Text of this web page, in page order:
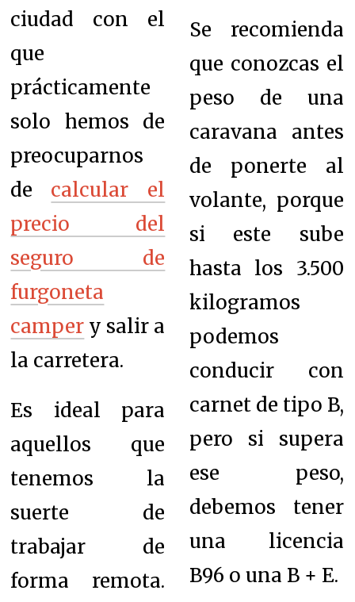
ciudad con el
que
prácticamente
solo hemos de
preocuparnos
de calcular el
precio del
seguro de
furgoneta
camper y salir a
la carretera.
Es ideal para
aquellos que
tenemos la
suerte de
trabajar de
forma remota.
Se recomienda
que conozcas el
peso de una
caravana antes
de ponerte al
volante, porque
si este sube
hasta los 3.500
kilogramos
podemos
conducir con
carnet de tipo B,
pero si supera
ese peso,
debemos tener
una licencia
B96 o una B + E.